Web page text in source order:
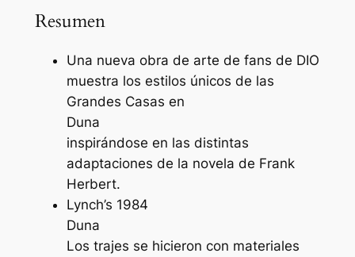
Resumen
Una nueva obra de arte de fans de DIO
muestra los estilos únicos de las
Grandes Casas en
Duna
inspirándose en las distintas
adaptaciones de la novela de Frank
Herbert.
Lynch’s 1984
Duna
Los trajes se hicieron con materiales